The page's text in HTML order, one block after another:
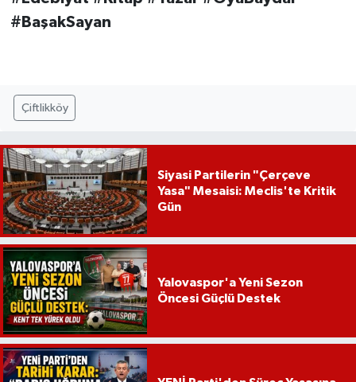
#BaşakSayan
Çiftlikköy
Siyasi Partilerin "Çerçeve
Yasa" Mesaisi: Meclis'te Kritik
Gün
Yalovaspor'a Yeni Sezon
Öncesi Güçlü Destek